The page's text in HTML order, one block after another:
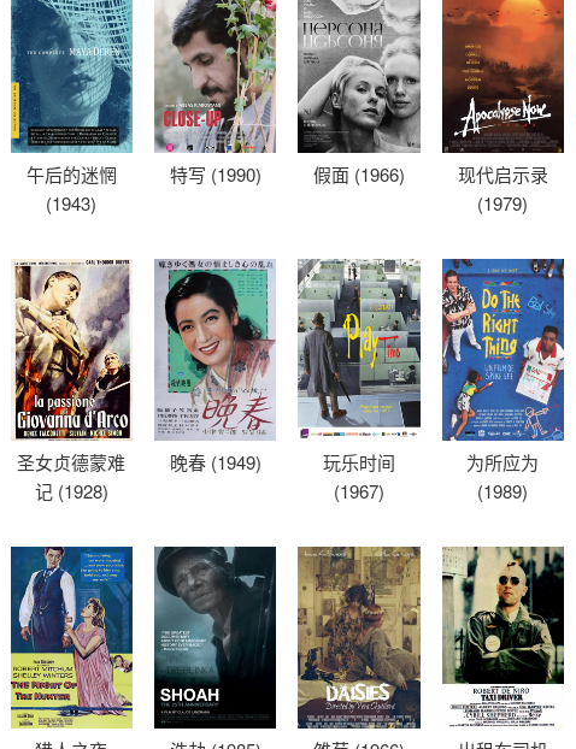
午后的迷惘
(1943)
特写 (1990) 假面 (1966)
现代启示录
(1979)
圣女贞德蒙难
记 (1928)
晚春 (1949)
玩乐时间
(1967)
为所应为
(1989)